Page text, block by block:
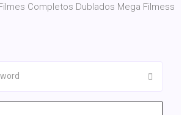
Completos Dublados Mega Filmess